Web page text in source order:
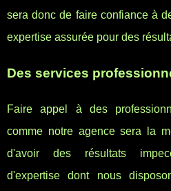
sera donc de faire confiance à
expertise assurée pour des
Des services
Faire appel à des
comme notre agence sera la
d'avoir des résultats
d'expertise dont nous